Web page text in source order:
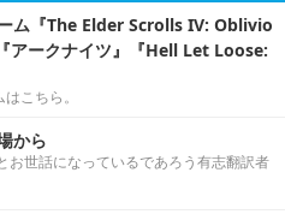
ム『The Elder Scrolls IV: Oblivio
アークナイツ』『Hell Let Loose:
こちら。
から
お世話になっているであろう有志翻訳者